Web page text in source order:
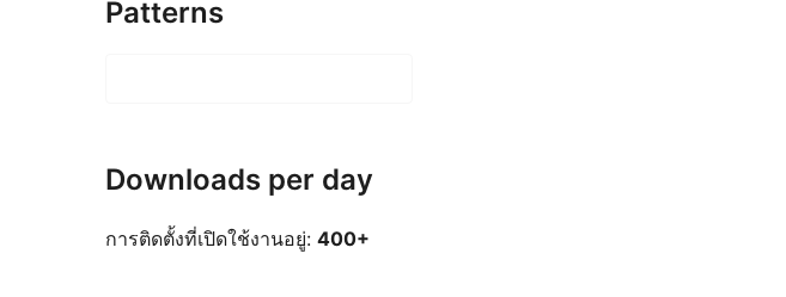
Patterns
Downloads per day
การติดตั้งที่เปิดใช้งานอยู่: 400+